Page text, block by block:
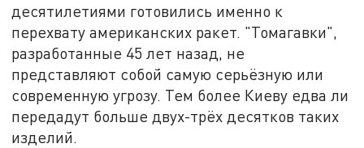
десятилетиями готовились именно к
перехвату американских ракет. "Томагавки",
разработанные 45 лет назад, не
представляют собой самую серьёзную или
современную угрозу. Тем более Киеву едва ли
передадут больше двух-трёх десятков таких
изделий.